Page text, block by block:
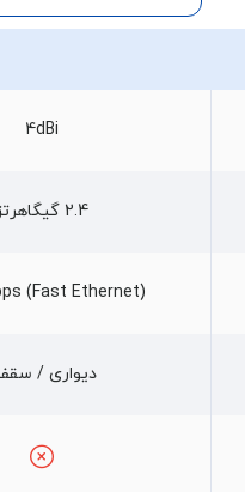
4dBi
2.4 گیگاهرتز
(Fast Ethernet)
دیواری /